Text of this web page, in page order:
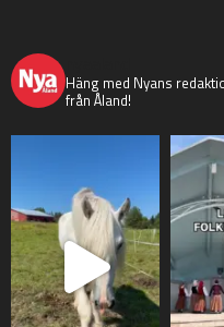
Häng med Nyans
från Åland!